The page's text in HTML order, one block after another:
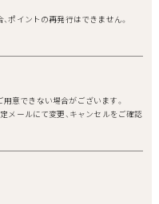
ポイントの再発行はできません。
意できない場合がございます。
メールにて変更、キャンセルをご確認